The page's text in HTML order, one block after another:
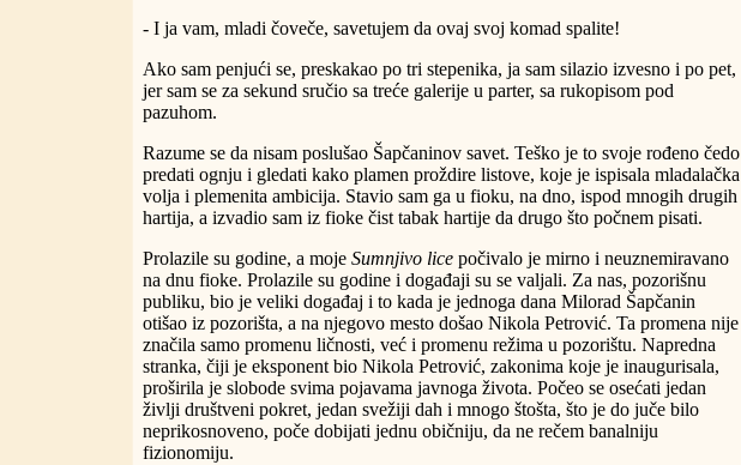
- I ja vam, mladi čoveče, savetujem da ovaj svoj komad spalite!
Ako sam penjući se, preskakao po tri stepenika, ja sam silazio izvesno i po pet,
jer sam se za sekund sručio sa treće galerije u parter, sa rukopisom pod
pazuhom.
Razume se da nisam poslušao Šapčaninov savet. Teško je to svoje rođeno čedo
predati ognju i gledati kako plamen proždire listove, koje je ispisala mladalačka
volja i plemenita ambicija. Stavio sam ga u fioku, na dno, ispod mnogih drugih
hartija, a izvadio sam iz fioke čist tabak hartije da drugo što počnem pisati.
Prolazile su godine, a moje Sumnjivo lice počivalo je mirno i neuznemiravano
na dnu fioke. Prolazile su godine i događaji su se valjali. Za nas, pozorišnu
publiku, bio je veliki događaj i to kada je jednoga dana Milorad Šapčanin
otišao iz pozorišta, a na njegovo mesto došao Nikola Petrović. Ta promena nije
značila samo promenu ličnosti, već i promenu režima u pozorištu. Napredna
stranka, čiji je eksponent bio Nikola Petrović, zakonima koje je inaugurisala,
proširila je slobode svima pojavama javnoga života. Počeo se osećati jedan
življi društveni pokret, jedan svežiji dah i mnogo štošta, što je do juče bilo
neprikosnoveno, poče dobijati jednu običniju, da ne rečem banalniju
fizionomiju.